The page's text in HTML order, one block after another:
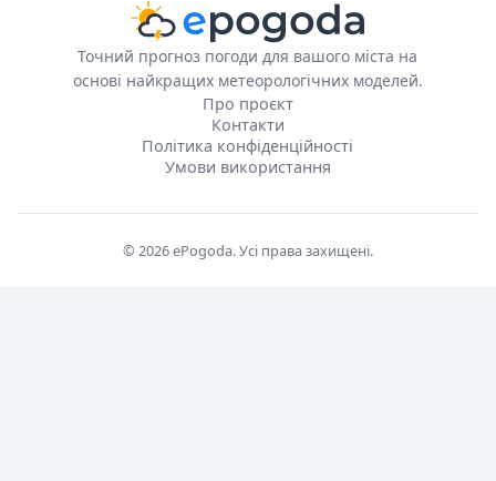
Точний прогноз погоди для вашого міста на
основі найкращих метеорологічних моделей.
Про проєкт
Контакти
Політика конфіденційності
Умови використання
© 2026 ePogoda. Усі права захищені.